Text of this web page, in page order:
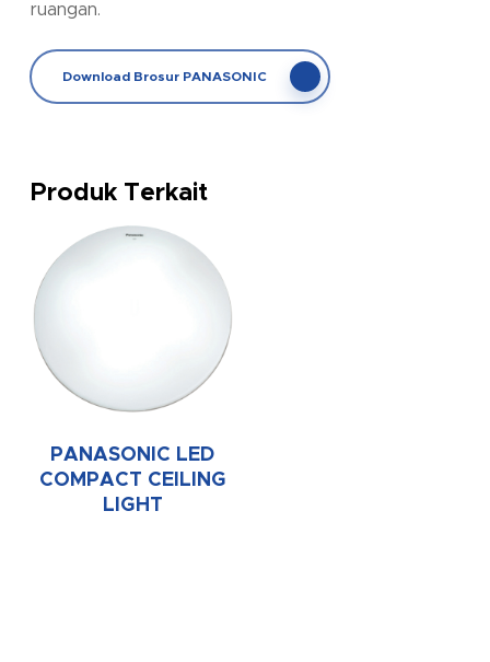
ruangan.
Download Brosur PANASONIC
Produk Terkait
PANASONIC LED
COMPACT CEILING
LIGHT